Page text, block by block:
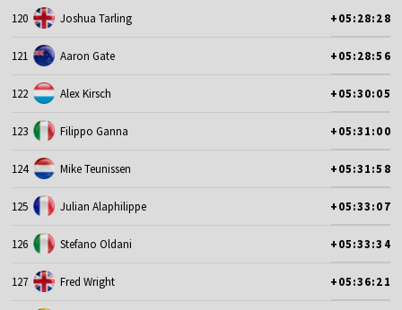
120 Joshua Tarling +05:28:28
121 Aaron Gate +05:28:56
122 Alex Kirsch +05:30:05
123 Filippo Ganna +05:31:00
124 Mike Teunissen +05:31:58
125 Julian Alaphilippe +05:33:07
126 Stefano Oldani +05:33:34
127 Fred Wright +05:36:21